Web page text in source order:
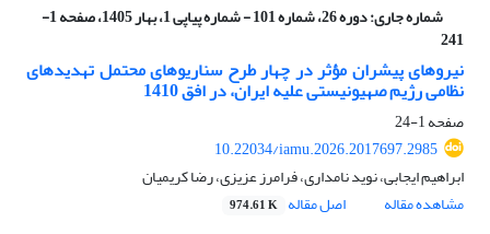
شماره جاری: دوره 26، شماره 101 - شماره پیاپی 1، بهار 1405، صفحه 1-
241
نیروهای پیشران مؤثر در چهار طرح سناریوهای محتمل تهدیدهای
نظامی رژیم صهیونیستی علیه ایران، در افق 1410
صفحه1-24
10.22034/iamu.2026.2017697.2985
ابراهیم ایجابی، نوید نامداری، فرامرز عزیزی، رضا کریمیان
مشاهده مقاله
اصل مقاله 974.61 K